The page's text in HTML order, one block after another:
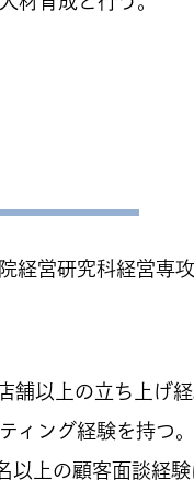
経営研究科経営専
舗以上の立ち上げ
ィング経験を持つ
以上の顧客面談経